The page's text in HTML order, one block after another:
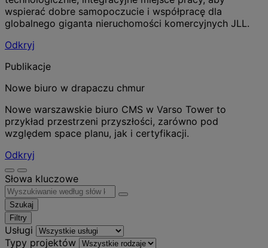
wspierać dobre samopoczucie i współpracę dla
globalnego giganta nieruchomości komercyjnych JLL.
Odkryj
Publikacje
Nowe biuro w drapaczu chmur
Nowe warszawskie biuro CMS w Varso Tower to
przykład przestrzeni przyszłości, zarówno pod
względem space planu, jak i certyfikacji.
Odkryj
Słowa kluczowe
Szukaj
Filtry
Usługi
Typy projektów